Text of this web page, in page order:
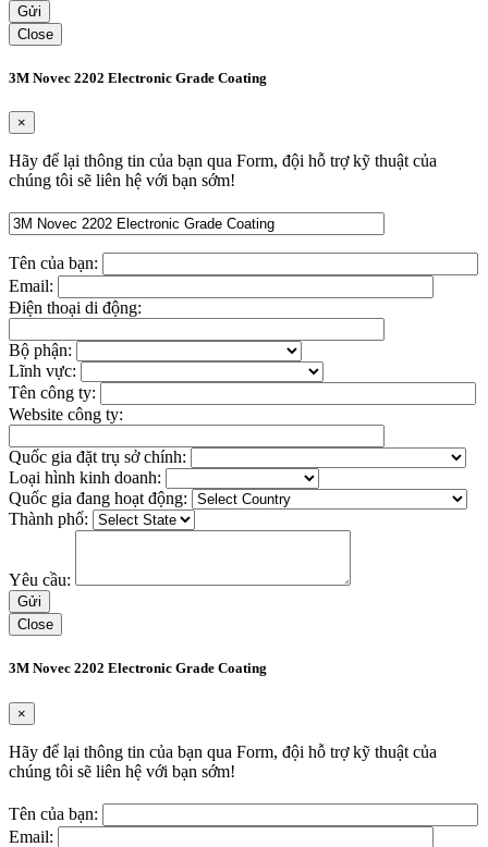
Close
3M Novec 2202 Electronic Grade Coating
×
Hãy để lại thông tin của bạn qua Form, đội hỗ trợ kỹ thuật của
chúng tôi sẽ liên hệ với bạn sớm!
Tên của bạn:
Email:
Điện thoại di động:
Bộ phận:
Lĩnh vực:
Tên công ty:
Website công ty:
Quốc gia đặt trụ sở chính:
Loại hình kinh doanh:
Quốc gia đang hoạt động:
Thành phố:
Yêu cầu:
Close
3M Novec 2202 Electronic Grade Coating
×
Hãy để lại thông tin của bạn qua Form, đội hỗ trợ kỹ thuật của
chúng tôi sẽ liên hệ với bạn sớm!
Tên của bạn:
Email: